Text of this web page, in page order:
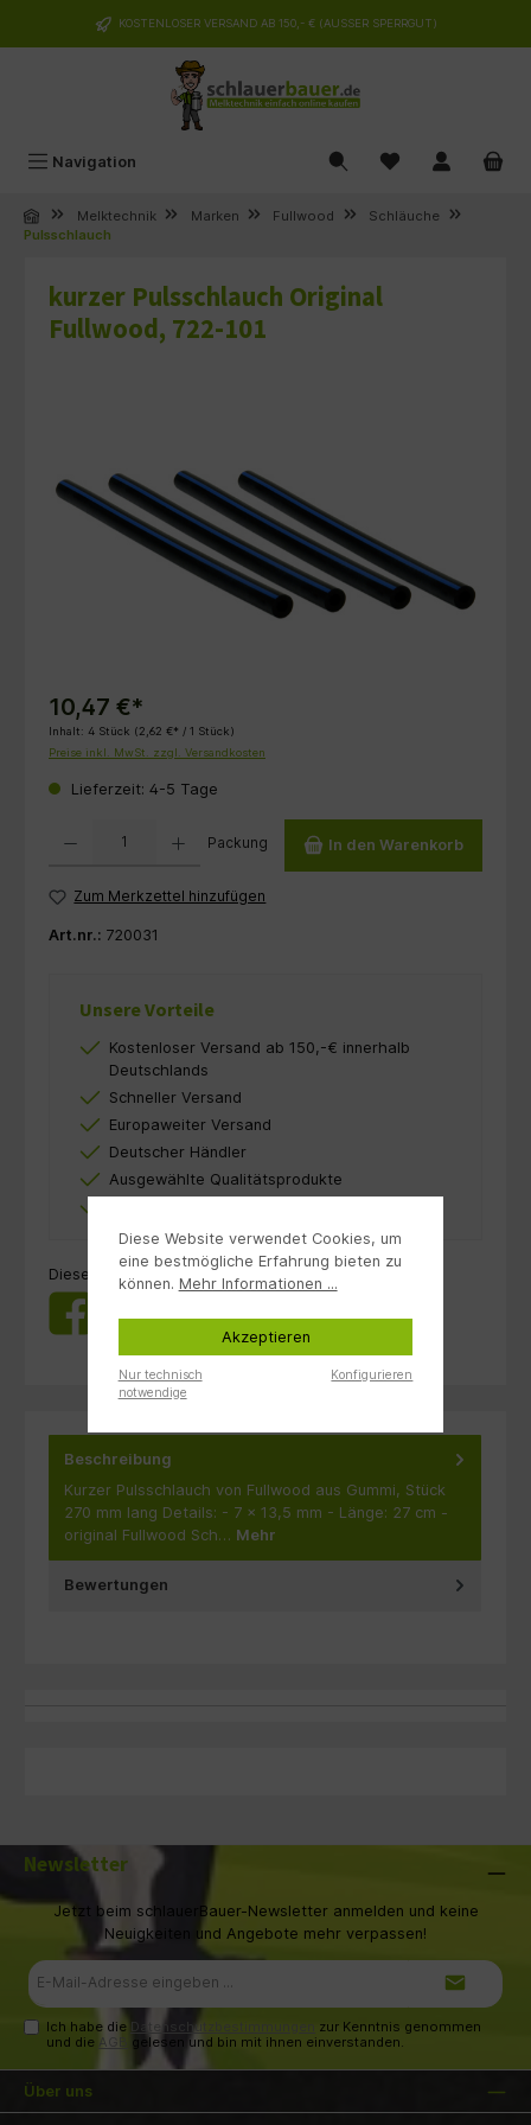
springen KOSTENLOSER VERSAND AB 150,- € (AUSSER SPERRGUT)
Navigation
Melktechnik Marken Fullwood
Schläuche
Pulsschlauch
kurzer Pulsschlauch Original
Fullwood, 722-101
10,47 €*
Inhalt: 4 Stück (2,62 €* / 1 Stück)
Preise inkl. MwSt. zzgl. Versandkosten
Lieferzeit: 4-5 Tage
Packung In den Warenkorb
Zum Merkzettel hinzufügen
Art.nr.: 720031
Unsere Vorteile
Kostenloser Versand ab 150,-€ innerhalb
Deutschlands
Schneller Versand
Europaweiter Versand
Deutscher Händler
Ausgewählte Qualitätsprodukte
Dieses Produkt weiterempfehlen:
Beschreibung
Kurzer Pulsschlauch von Fullwood aus Gummi, Stück
270 mm lang Details: - 7 x 13,5 mm - Länge: 27 cm -
original Fullwood Sch… Mehr
Bewertungen
Newsletter
Jetzt beim schlauerBauer-Newsletter anmelden und keine
Neuigkeiten und Angebote mehr verpassen!
Mail-
Ich habe die Datenschutzbestimmungen zur Kenntnis genommen
und die AGB gelesen und bin mit ihnen einverstanden.
Über uns
Diese Website verwendet Cookies, um
eine bestmögliche Erfahrung bieten zu
können. Mehr Informationen ...
Akzeptieren
Nur technisch
notwendige
Konfigurieren